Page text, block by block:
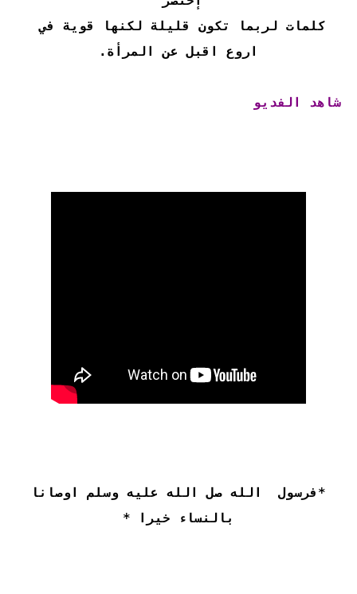
كلمات لربما تكون قليلة لكنها قوية في
اروع اقبل عن المرأة.
شاهد الفديو
*فرسول الله صل الله عليه وسلم اوصانا
بالنساء خيرا *